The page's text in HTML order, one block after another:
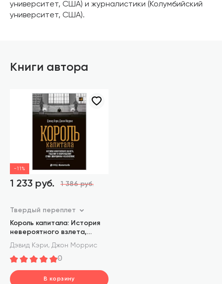
университет, США) и журналистики (Колумбийский
университет, США).
Книги автора
-11%
1 233 руб. 1 386 руб.
Твердый переплет
Король капитала: История
невероятного взлета,
падения и возрождения
Стива Шварцмана и
Blackstone
Дэвид Кэри, Джон Моррис
0
В корзину